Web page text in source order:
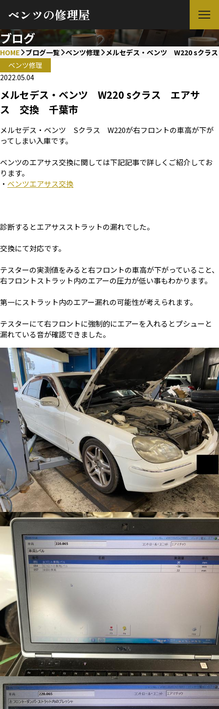
ベンツの修理屋
ブログ
HOME ブログ一覧 ベンツ修理
メルセデス・ベンツ W220 sク
ベンツ修理
2022.05.04
メルセデス・ベンツ W220 sクラス エアサ
ス 交換 千葉市
メルセデス・ベンツ Sクラス W220が右フロントの車高が下が
ってしまい入庫です。
ベンツのエアサス交換に関しては下記記事で詳しくご紹介してお
ります。
・ ベンツエアサス交換
診断するとエアサスストラットの漏れでした。
交換にて対応です。
テスターの実測値をみると右フロントの車高が下がっていること、
右フロントストラット内のエアーの圧力が低い事もわかります。
第一にストラット内のエアー漏れの可能性が考えられます。
テスターにて右フロントに強制的にエアーを入れるとプシューと
漏れている音が確認できました。